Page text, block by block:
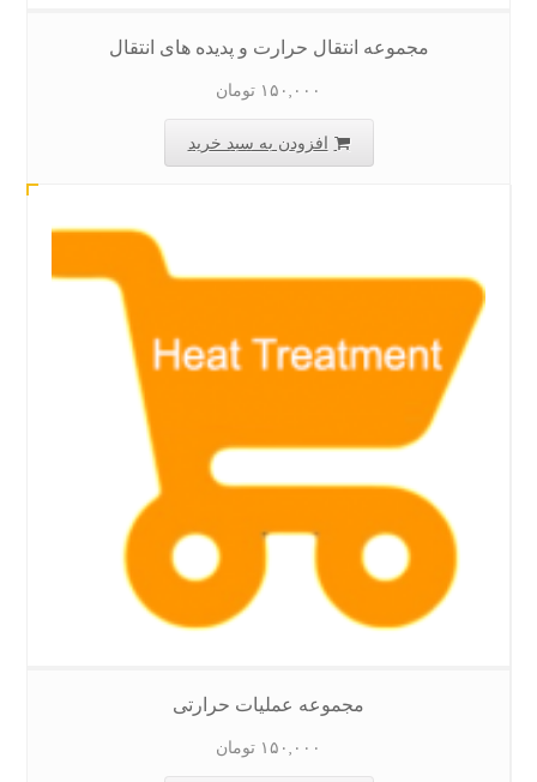
مجموعه انتقال حرارت و پدیده های انتقال
۱۵۰,۰۰۰ تومان
افزودن به سبد خرید
مجموعه عملیات حرارتی
۱۵۰,۰۰۰ تومان